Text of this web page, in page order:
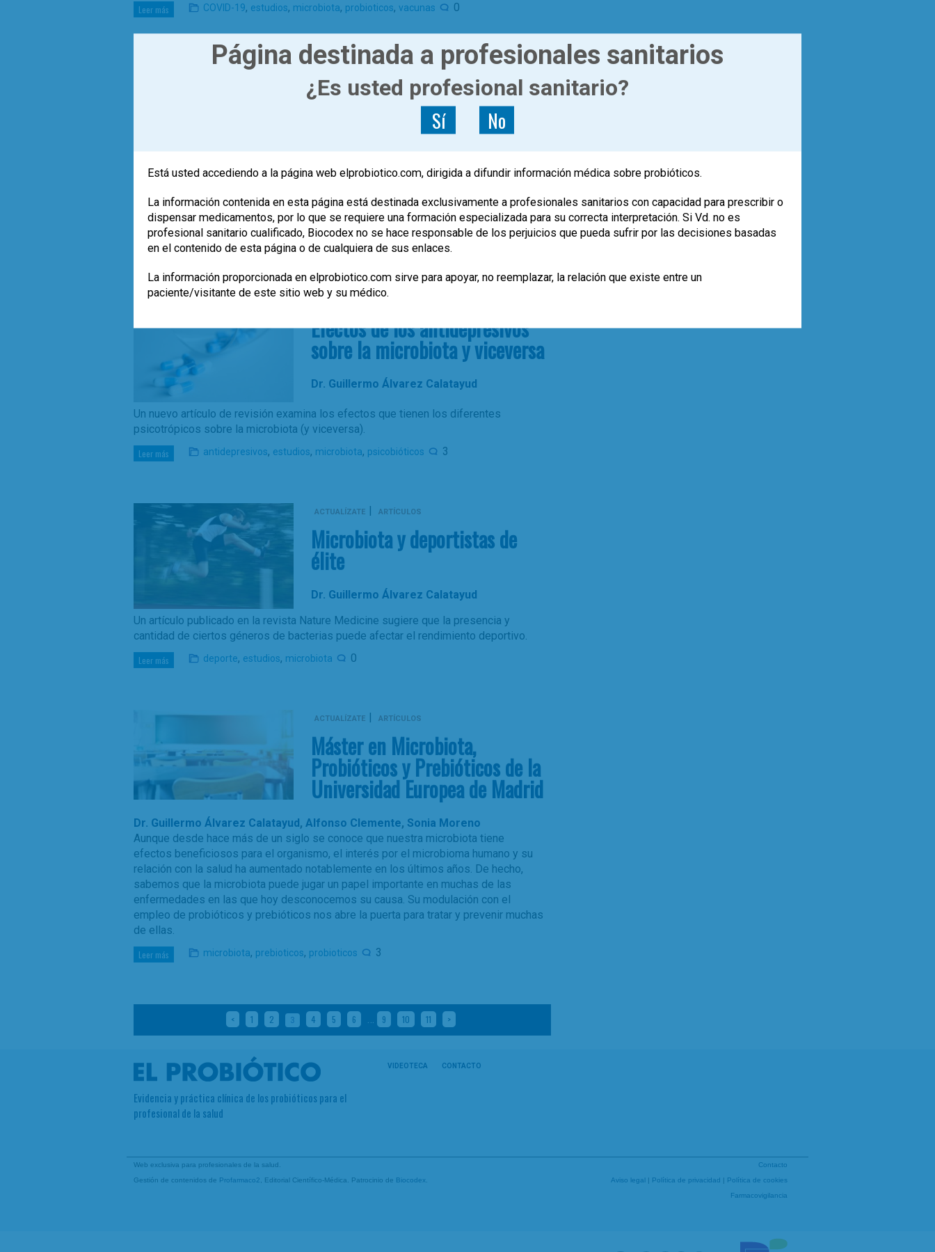
Leer más COVID-19, estudios, microbiota, probioticos, vacunas 0
|
Nuevo documento de consenso
de la ISAPP sobre la definición
y alcance de los simbióticos
Dr. Guillermo Álvarez Calatayud
nueva denominación y las implicaciones que tiene en la investigación y la práctica
clínica.
Leer más documento de consenso , , , simbióticos 0
ACTUALÍZATE |
Efectos de los antidepresivos
sobre la microbiota y viceversa
Dr. Guillermo Álvarez Calatayud
Un nuevo artículo de revisión examina los efectos que tienen los diferentes
psicotrópicos sobre la microbiota (y viceversa).
Leer más antidepresivos, estudios, microbiota, psicobióticos 3
ACTUALÍZATE | ARTÍCULOS
Microbiota y deportistas de
élite
Dr. Guillermo Álvarez Calatayud
Un artículo publicado en la revista Nature Medicine sugiere que la presencia y
cantidad de ciertos géneros de bacterias puede afectar el rendimiento deportivo.
Leer más deporte, estudios, microbiota 0
ACTUALÍZATE ARTÍCULOS
Máster en Microbiota,
Probióticos y Prebióticos de la
Universidad Europea de Madrid
Dr. Guillermo Álvarez Calatayud , Alfonso Clemente, Sonia Moreno
Aunque desde hace más de un siglo se conoce que nuestra microbiota tiene
efectos beneficiosos para el organismo, el interés por el microbioma humano y su
relación con la salud ha aumentado notablemente en los últimos años. De hecho,
sabemos que la microbiota puede jugar un papel importante en muchas de las
enfermedades en las que hoy desconocemos su causa. Su modulación con el
empleo de probióticos y prebióticos nos abre la puerta para tratar y prevenir muchas
de ellas.
Leer más microbiota, prebioticos, probioticos 3
< 1 2 3 4 5 6 … 9 10 11 >
Evidencia y práctica clínica de los probióticos para el
profesional de la salud
VIDEOTECA CONTACTO
Web exclusiva para profesionales de la salud.
Gestión de contenidos de Profarmaco2, Editorial Científico-Médica. Patrocinio de Biocodex.
Contacto
Aviso legal
Política de privacidad
Política de cookies
Farmacovigilancia
Página destinada a profesionales sanitarios
¿Es usted profesional sanitario?
Sí No
Está usted accediendo a la página web elprobiotico.com, dirigida a difundir información médica sobre probióticos.
La información contenida en esta página está destinada exclusivamente a profesionales sanitarios con capacidad para prescribir o
dispensar medicamentos, por lo que se requiere una formación especializada para su correcta interpretación. Si Vd. no es
profesional sanitario cualificado, Biocodex no se hace responsable de los perjuicios que pueda sufrir por las decisiones basadas
en el contenido de esta página o de cualquiera de sus enlaces.
La información proporcionada en elprobiotico.com sirve para apoyar, no reemplazar, la relación que existe entre un
paciente/visitante de este sitio web y su médico.